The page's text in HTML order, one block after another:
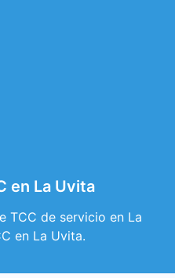
en La Uvita
TCC de servicio en La
en La Uvita.